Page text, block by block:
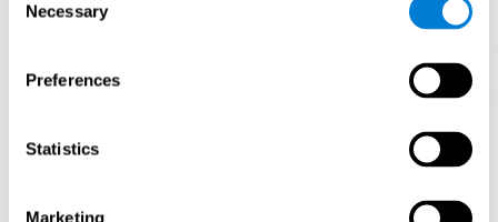
Selection
Necessary
Preferences
Statistics
Marketing
capacidades cognitivas?